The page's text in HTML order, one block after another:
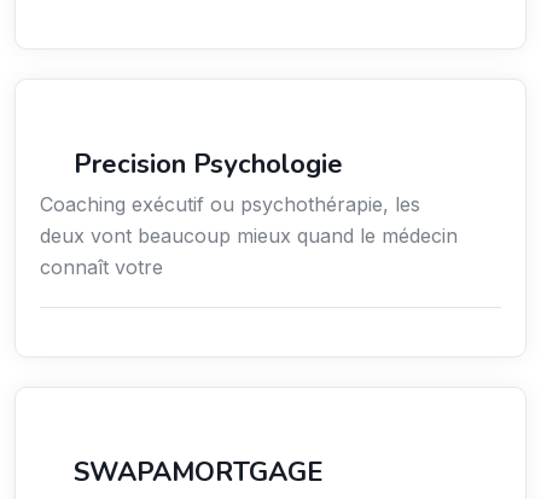
Precision Psychologie
Coaching exécutif ou psychothérapie, les
deux vont beaucoup mieux quand le médecin
connaît votre
SWAPAMORTGAGE